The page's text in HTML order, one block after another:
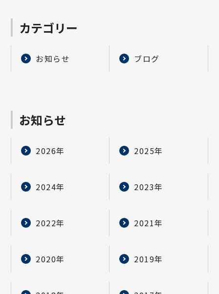
カテゴリー
お知らせ ブログ
お知らせ
2026年 2025年
2024年 2023年
2022年 2021年
2020年 2019年